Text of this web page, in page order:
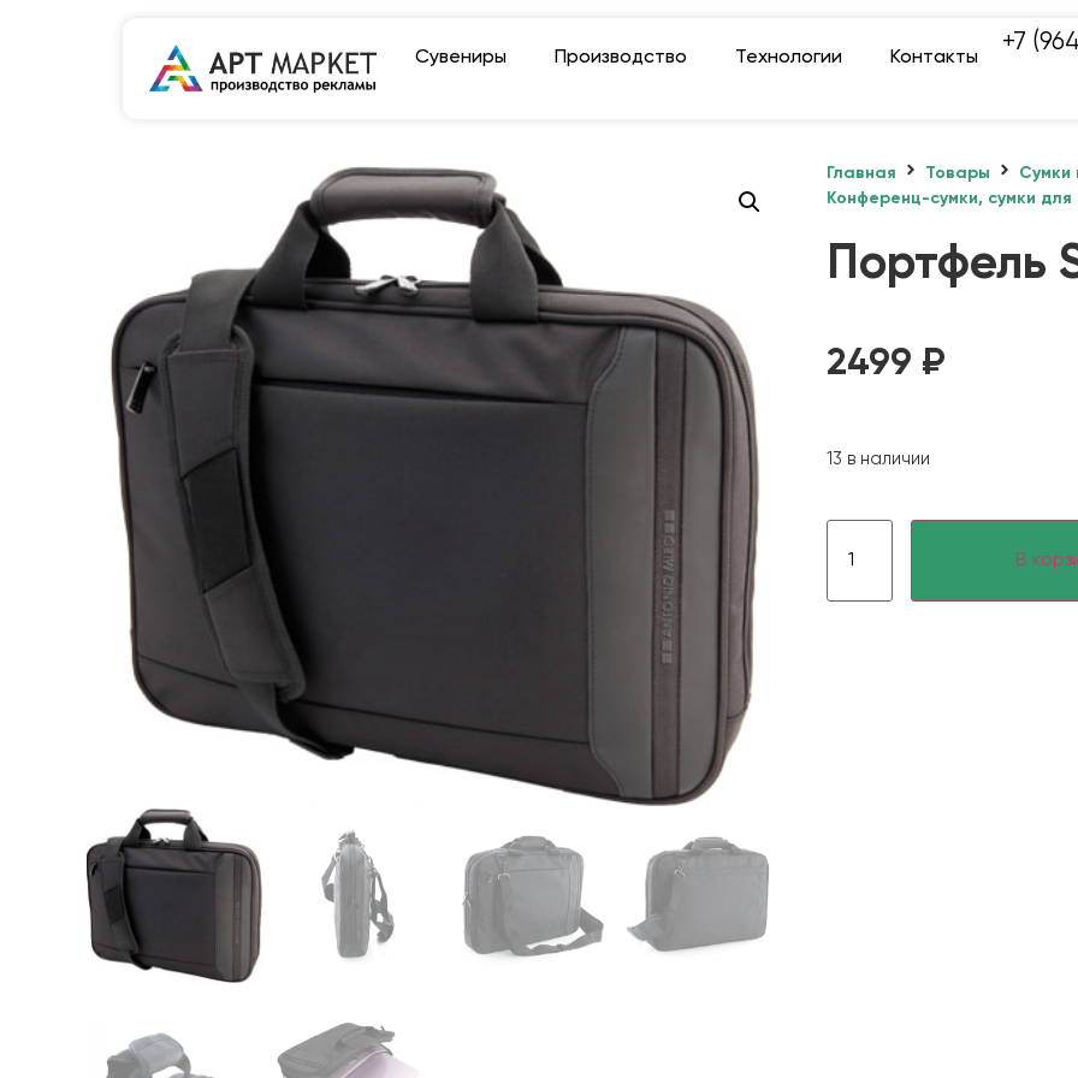
Сувениры Производство Технологии Контакты
+7
Главная Товары
Сумки
Конференц-сумки, сумки для
Портфель
2499 ₽
13 в наличии
В